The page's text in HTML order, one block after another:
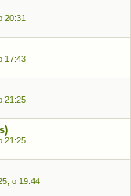
20:31
17:43
21:25
21:25
o 19:44